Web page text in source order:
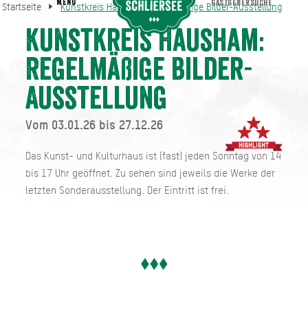
Startseite Kunstkreis Hausham: Regelmäßige Bilder-Ausstellung
Kunstkreis Hausham:
Regelmäßige Bilder-
Ausstellung
Vom 03.01.26 bis 27.12.26
Das Kunst- und Kulturhaus ist (fast) jeden Sonntag von 14
bis 17 Uhr geöffnet. Zu sehen sind jeweils die Werke der
letzten Sonderausstellung. Der Eintritt ist frei.
Startseite Kunstkreis Hausham: Regelmäßige Bilder-Ausstellung
MENU GASTGEBERSUCHE